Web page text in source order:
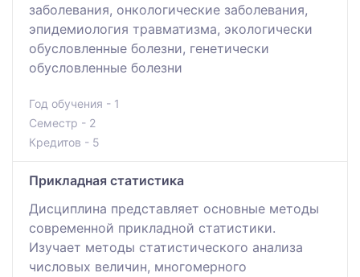
заболевания, онкологические заболевания,
эпидемиология травматизма, экологически
обусловленные болезни, генетически
обусловленные болезни
Год обучения - 1
Семестр - 2
Кредитов - 5
Прикладная статистика
Дисциплина представляет основные методы
современной прикладной статистики.
Изучает методы статистического анализа
числовых величин, многомерного